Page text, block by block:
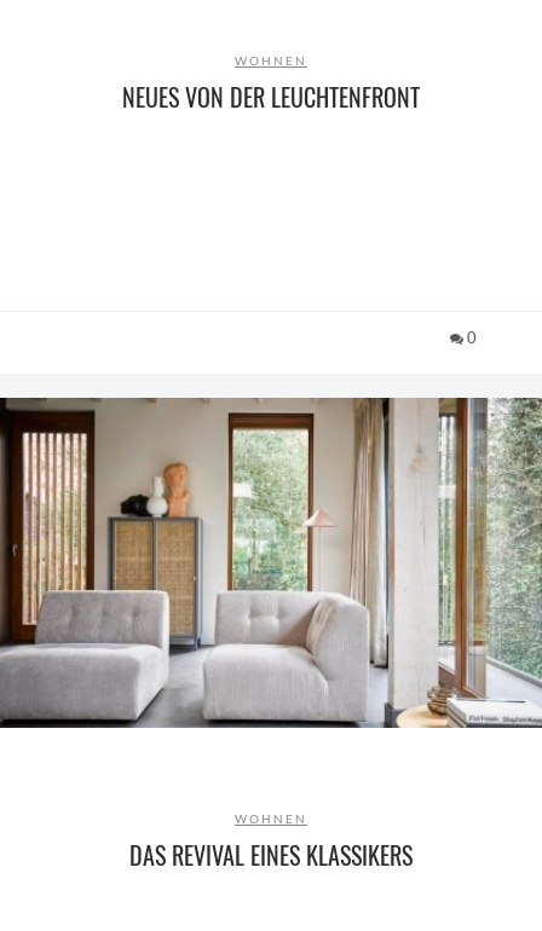
WOHNEN
NEUES VON DER LEUCHTENFRONT
0
WOHNEN
DAS REVIVAL EINES KLASSIKERS